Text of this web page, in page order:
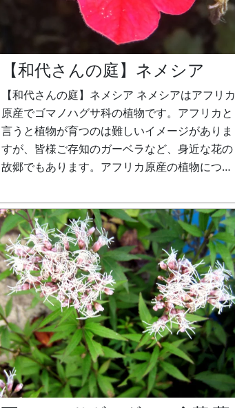
【和代さんの庭】ネメシア
【和代さんの庭】ネメシア ネメシアはアフリカ
原産でゴマノハグサ科の植物です。アフリカと
言うと植物が育つのは難しいイメージがありま
すが、皆様ご存知のガーベラなど、身近な花の
故郷でもあります。アフリカ原産の植物につい
メシア https://www.flower-
db.com/ja/flower:906 ブログ
https://www.flo